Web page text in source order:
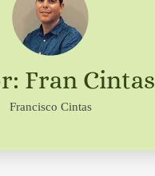
Fran Cintas
Francisco Cintas